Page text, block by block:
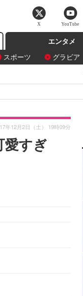
エンタメ
スポーツ グラビア
愛すぎ
年12月2日（土） 19時09分
X YouTube